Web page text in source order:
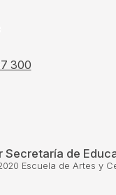
300
Secretaría de
Escuela de Artes y